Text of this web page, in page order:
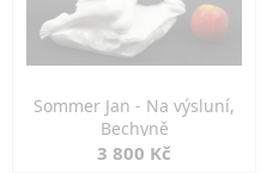
Sommer Jan - Na výsluní,
Bechyně
3 800 Kč